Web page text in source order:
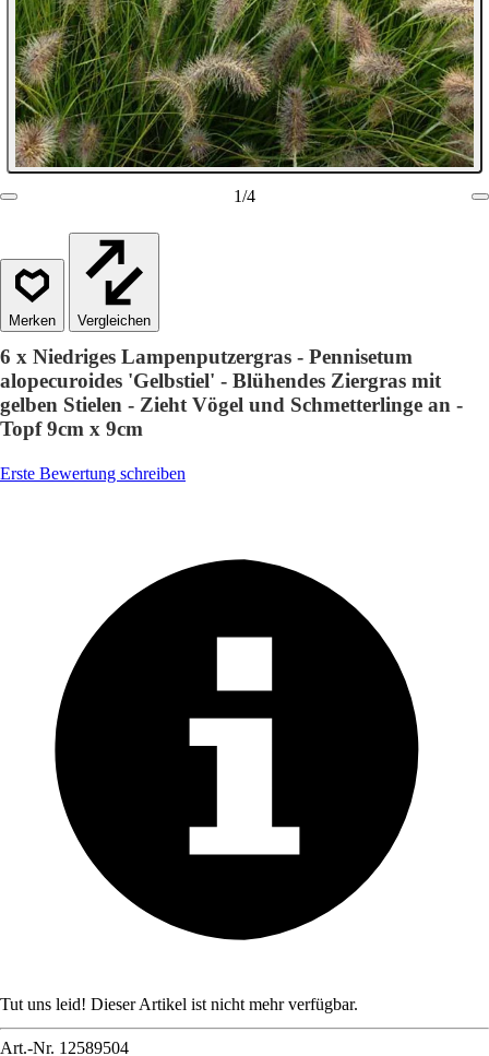
1/4
Vergleichen
6 x Niedriges Lampenputzergras - Pennisetum
alopecuroides 'Gelbstiel' - Blühendes Ziergras mit
gelben Stielen - Zieht Vögel und Schmetterlinge an -
Topf 9cm x 9cm
Erste Bewertung schreiben
Tut uns leid! Dieser Artikel ist nicht mehr verfügbar.
Art.-Nr. 12589504